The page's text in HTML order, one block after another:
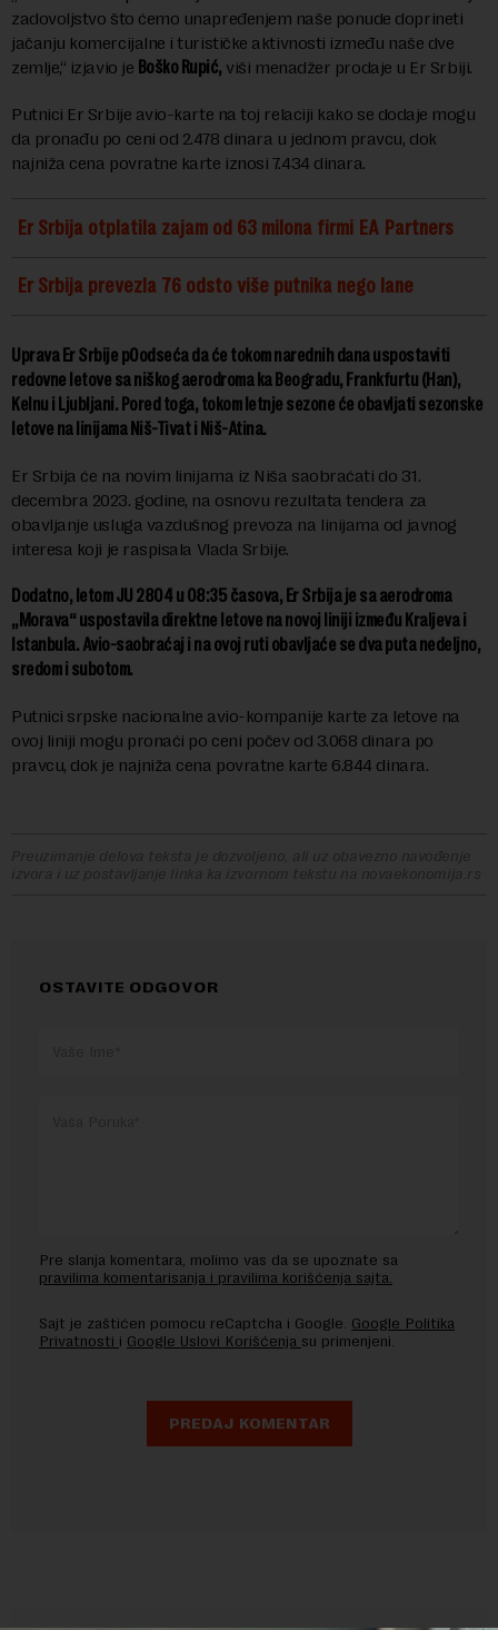
zadovoljstvo što ćemo unapređenjem naše ponude doprineti
jačanju komercijalne i turističke aktivnosti između naše dve
zemlje,“ izjavio je Boško Rupić, viši menadžer prodaje u Er Srbiji.
Putnici Er Srbije avio-karte na toj relaciji kako se dodaje mogu
da pronađu po ceni od 2.478 dinara u jednom pravcu, dok
najniža cena povratne karte iznosi 7.434 dinara.
Er Srbija otplatila zajam od 63 milona firmi EA Partners
Er Srbija prevezla 76 odsto više putnika nego lane
Uprava Er Srbije p0odseća da će tokom narednih dana uspostaviti
redovne letove sa niškog aerodroma ka Beogradu, Frankfurtu (Han),
Kelnu i Ljubljani. Pored toga, tokom letnje sezone će obavljati sezonske
letove na linijama Niš-Tivat i Niš-Atina.
Er Srbija će na novim linijama iz Niša saobraćati do 31.
decembra 2023. godine, na osnovu rezultata tendera za
obavljanje usluga vazdušnog prevoza na linijama od javnog
interesa koji je raspisala Vlada Srbije.
Dodatno, letom JU 2804 u 08:35 časova, Er Srbija je sa aerodroma
„Morava“ uspostavila direktne letove na novoj liniji između Kraljeva i
Istanbula. Avio-saobraćaj i na ovoj ruti obavljaće se dva puta nedeljno,
sredom i subotom.
Putnici srpske nacionalne avio-kompanije karte za letove na
ovoj liniji mogu pronaći po ceni počev od 3.068 dinara po
pravcu, dok je najniža cena povratne karte 6.844 dinara.
Preuzimanje delova teksta je dozvoljeno, ali uz obavezno navođenje
izvora i uz postavljanje linka ka izvornom tekstu na novaekonomija.rs
OSTAVITE ODGOVOR
Pre slanja komentara, molimo vas da se upoznate sa
pravilima komentarisanja i pravilima korišćenja sajta.
Sajt je zaštićen pomocu reCaptcha i Google. Google Politika
Privatnosti i Google Uslovi Korišćenja su primenjeni.